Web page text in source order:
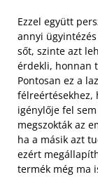
Ezzel együtt
annyi
sőt, szinte azt
érdekli, honnan
Pontosan ez a
félreértésekhez,
igénylője fel
megszokták az
ha a másik azt
ezért
termék még ma